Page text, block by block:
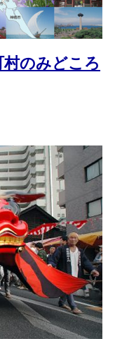
のみどころ